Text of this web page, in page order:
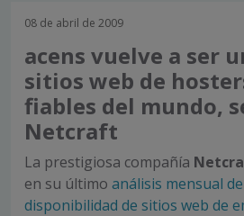
08 de abril de 2009
acens vuelve a ser
sitios web de
fiables del mundo,
Netcraft
La prestigiosa compañía
en su último análisis mensual
disponibilidad de sitios web de